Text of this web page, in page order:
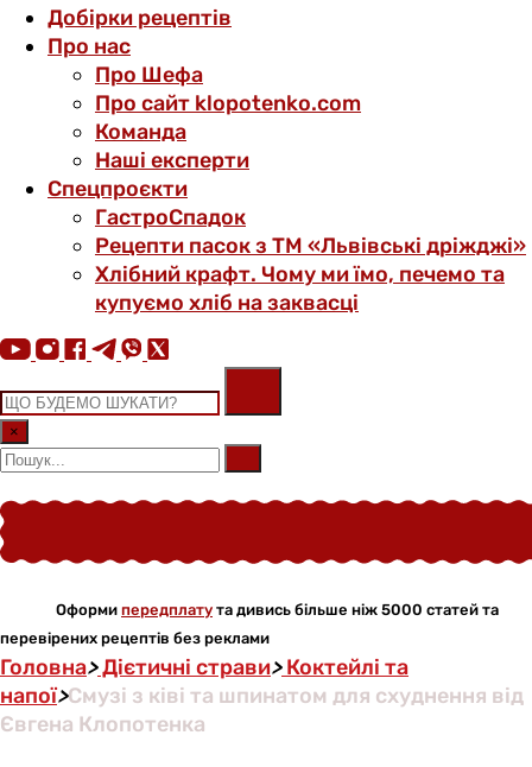
Добірки рецептів
Про нас
Про Шефа
Про сайт klopotenko.com
Команда
Наші експерти
Спецпроєкти
ГастроСпадок
Рецепти пасок з ТМ «Львівські дріжджі»
Хлібний крафт. Чому ми їмо, печемо та
купуємо хліб на заквасці
×
Оформи передплату та дивись більше ніж 5000 статей та
перевірених рецептів без реклами
Головна>Дієтичні страви>Коктейлі та
напої>Смузі з ківі та шпинатом для схуднення від
Євгена Клопотенка